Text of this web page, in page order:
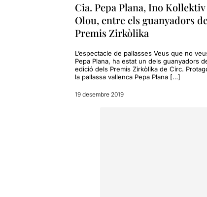
Cia. Pepa Plana, Ino
Olou, entre els guanyadors
Premis Zirkòlika
L’espectacle de pallasses Veus que no
Pepa Plana, ha estat un dels guanyadors
edició dels Premis Zirkòlika de Circ.
la pallassa vallenca Pepa Plana […]
19 desembre 2019